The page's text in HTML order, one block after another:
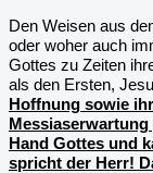
Den Weisen aus
oder woher auch
Gottes zu Zeiten
als den Ersten,
Hoffnung sowie
Hand Gottes und
spricht der Herr!